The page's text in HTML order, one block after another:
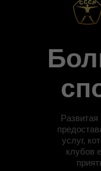
услуг,
клубов